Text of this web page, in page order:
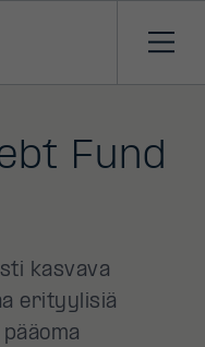
Avaa
Fund
kasvava
erityylisiä